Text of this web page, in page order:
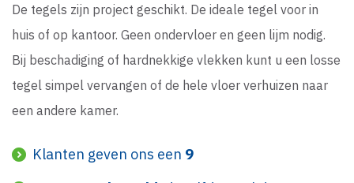
De tegels zijn project geschikt. De ideale tegel voor in
huis of op kantoor. Geen ondervloer en geen lijm nodig.
Bij beschadiging of hardnekkige vlekken kunt u een losse
tegel simpel vervangen of de hele vloer verhuizen naar
een andere kamer.
Klanten geven ons een 9